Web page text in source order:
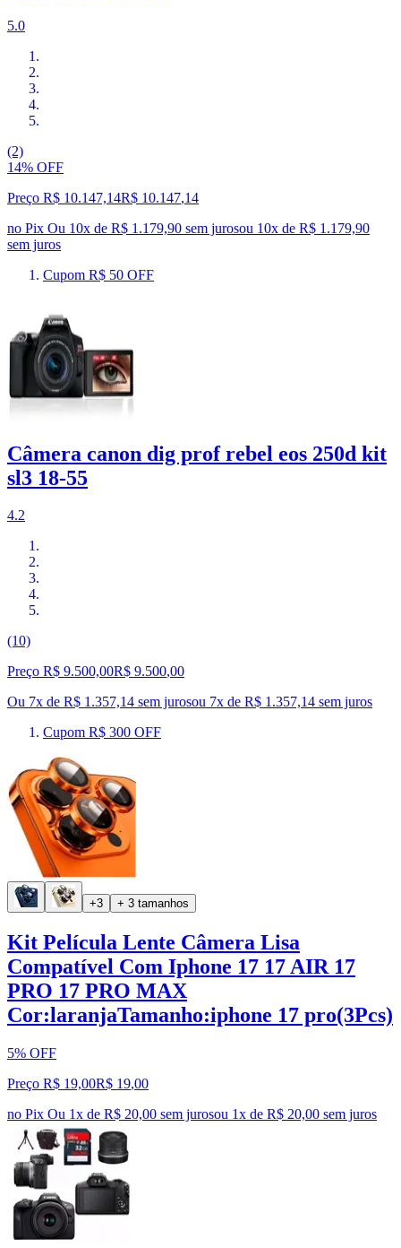
5.0
(2)
14% OFF
Preço R$ 10.147,14R$ 10.147,14
no Pix Ou 10x de R$ 1.179,90 sem jurosou 10x de R$ 1.179,90
sem juros
Cupom R$ 50 OFF
Câmera canon dig prof rebel eos 250d kit
sl3 18-55
4.2
(10)
Preço R$ 9.500,00R$ 9.500,00
Ou 7x de R$ 1.357,14 sem jurosou 7x de R$ 1.357,14 sem juros
Cupom R$ 300 OFF
+3 + 3 tamanhos
Kit Película Lente Câmera Lisa
Compatível Com Iphone 17 17 AIR 17
PRO 17 PRO MAX
Cor:laranjaTamanho:iphone 17 pro(3Pcs)
5% OFF
Preço R$ 19,00R$ 19,00
no Pix Ou 1x de R$ 20,00 sem jurosou 1x de R$ 20,00 sem juros